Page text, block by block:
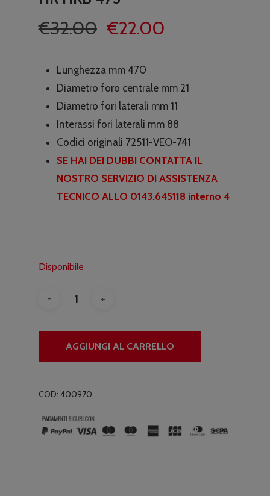
€32.00 Il
originale
era:
€32.00.
€22.00
è:
€22.00.
Lunghezza mm 470
Diametro foro centrale mm 21
Diametro fori laterali mm 11
Interassi fori laterali mm 88
Codici originali 72511-VEO-741
SE HAI DEI DUBBI CONTATTA IL
NOSTRO SERVIZIO DI ASSISTENZA
TECNICO ALLO 0143.645118 interno 4
Disponibile
AGGIUNGI AL CARRELLO
COD: 400970